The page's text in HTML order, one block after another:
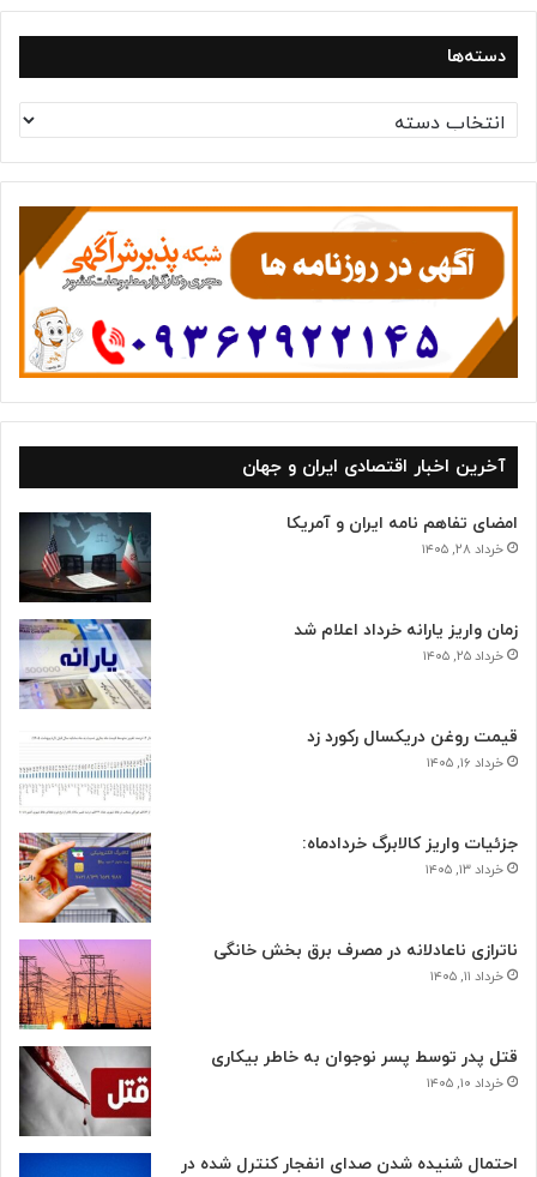
دسته‌ها
س
ت
ه‌
ه
آخرین اخبار اقتصادی ایران و جهان
امضای تفاهم نامه ایران و آمریکا
خرداد ۲۸, ۱۴۰۵
زمان واریز یارانه خرداد اعلام شد
خرداد ۲۵, ۱۴۰۵
قیمت روغن دریکسال رکورد زد
خرداد ۱۶, ۱۴۰۵
جزئیات واریز کالابرگ خردادماه:
خرداد ۱۳, ۱۴۰۵
ناترازی ناعادلانه در مصرف برق بخش خانگی
خرداد ۱۱, ۱۴۰۵
قتل پدر توسط پسر نوجوان به خاطر بیکاری
خرداد ۱۰, ۱۴۰۵
احتمال شنیده شدن صدای انفجار کنترل شده در